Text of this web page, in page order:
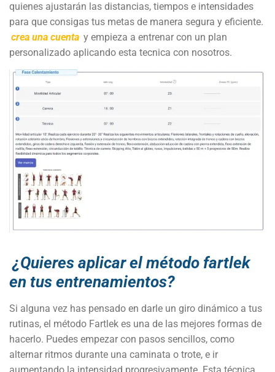
quienes ajustarán las distancias, tiempos e intensidades
para que consigas tus metas de manera segura y eficiente.
crea una cuenta y empieza a entrenar con un plan
personalizado aplicando esta tecnica con nosotros.
¿Quieres aplicar el método fartlek
en tus entrenamientos?
Si alguna vez has pensado en darle un giro dinámico a tus
rutinas, el método Fartlek es una de las mejores formas de
hacerlo. Puedes empezar con pasos sencillos, como
alternar ritmos durante una caminata o trote, e ir